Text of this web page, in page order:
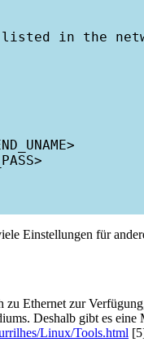
listed in the
Einstellungen für
Ethernet zur
Deshalb gibt es
Linux/Tools.html